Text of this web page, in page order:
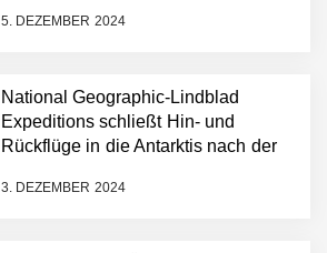
Entdeckungsreise voller Wunder für
5. DEZEMBER 2024
National Geographic-Lindblad
Expeditions schließt Hin- und
Rückflüge in die Antarktis nach der
Direct“-Kreuzfahrt ab
3. DEZEMBER 2024